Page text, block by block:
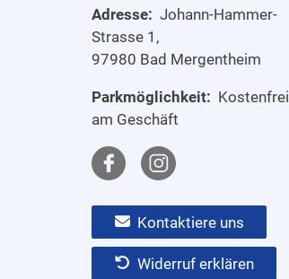
Adresse: Johann-Hammer-
Strasse 1,
97980 Bad Mergentheim
Parkmöglichkeit: Kostenfrei
am Geschäft
Kontaktiere uns
Widerruf erklären